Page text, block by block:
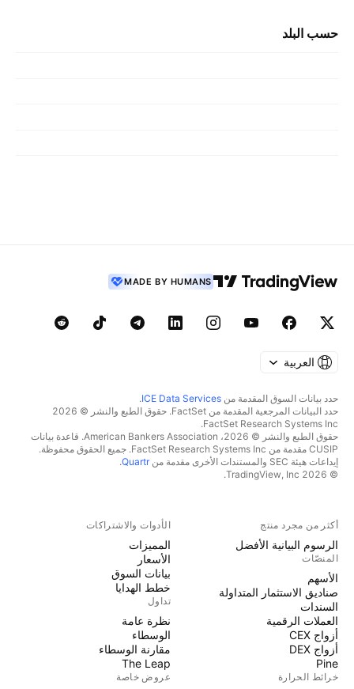
حسب البلد
MADE BY HUMANS
العربية
حدد بيانات السوق المقدمة من ICE Data Services
.
حدد البيانات المرجعية المقدمة من FactSet. حقوق الطبع والنشر © 2026
FactSet Research Systems Inc.
حقوق الطبع والنشر © 2026، American Bankers Association. قاعدة بيانات
CUSIP مقدمة من FactSet Research Systems Inc. جميع الحقوق محفوظة.
إيداعات هيئة SEC والمستندات الأخرى مقدمة من
Quartr
.
© 2026 TradingView, Inc.
أكثر من مجرد منتج
الرسوم البيانية الأفضل
المنصّات
الأسهم
صناديق الاستثمار المتداولة
السندات
العملات الرقمية
أزواج CEX
أزواج DEX
Pine
خرائط الحرارة
الأدوات والاشتراكات
المميزات
الأسعار
بيانات السوق
خطط الهدايا
تداول
نظرة عامة
الوسطاء
مقارنة الوسطاء
The Leap
عروض خاصة